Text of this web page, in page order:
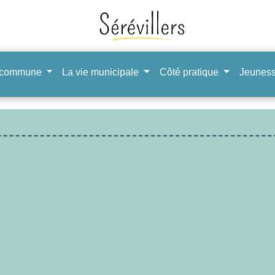
La vie municipale Côté pratique